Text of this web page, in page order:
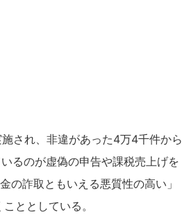
され、非違があった4万4千件から
るのが虚偽の申告や課税売上げを
の詐取ともいえる悪質性の高い」
ととしている。